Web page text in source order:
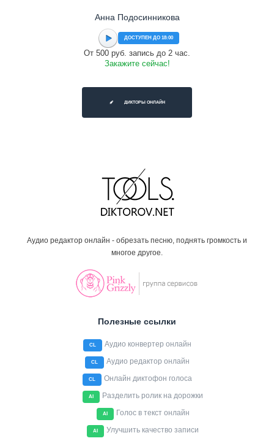
Анна Подосинникова
ДОСТУПЕН ДО 18:00
От 500 руб. запись до 2 час.
Закажите сейчас!
ДИКТОРЫ ОНЛАЙН
Аудио редактор онлайн - обрезать песню, поднять громкость и
многое другое.
Полезные ссылки
CL Аудио конвертер онлайн
CL Аудио редактор онлайн
CL Онлайн диктофон голоса
AI Разделить ролик на дорожки
AI Голос в текст онлайн
AI Улучшить качество записи